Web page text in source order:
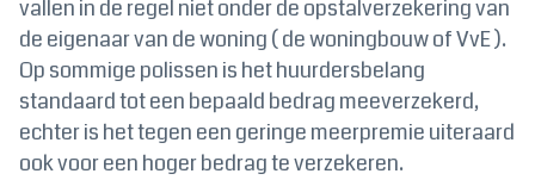
vallen in de regel niet onder de opstalverzekering van
de eigenaar van de woning ( de woningbouw of VvE ).
Op sommige polissen is het huurdersbelang
standaard tot een bepaald bedrag meeverzekerd,
echter is het tegen een geringe meerpremie uiteraard
ook voor een hoger bedrag te verzekeren.